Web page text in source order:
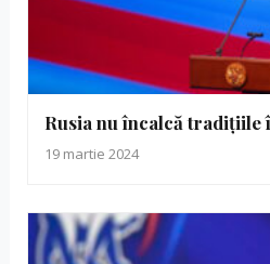
Rusia nu încalcă
19 martie 2024